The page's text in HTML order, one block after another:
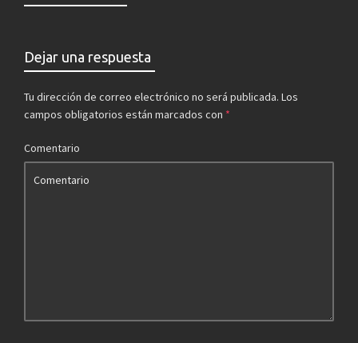
Dejar una respuesta
Tu dirección de correo electrónico no será publicada. Los
campos obligatorios están marcados con *
Comentario